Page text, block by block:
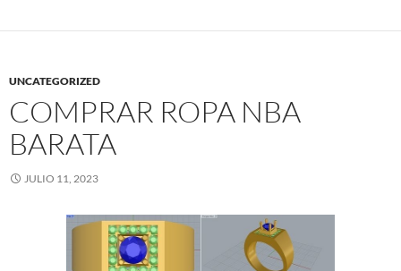
UNCATEGORIZED
COMPRAR ROPA NBA
BARATA
JULIO 11, 2023